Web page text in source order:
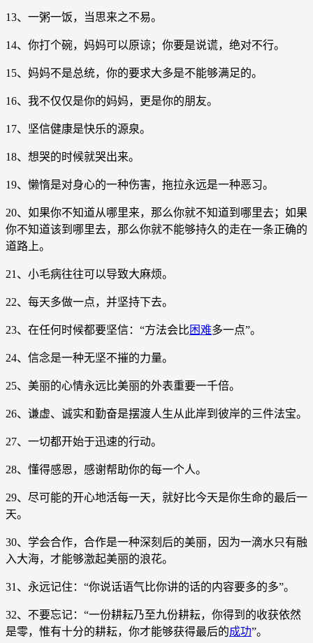
13、一粥一饭，当思来之不易。
14、你打个碗，妈妈可以原谅；你要是说谎，绝对不行。
15、妈妈不是总统，你的要求大多是不能够满足的。
16、我不仅仅是你的妈妈，更是你的朋友。
17、坚信健康是快乐的源泉。
18、想哭的时候就哭出来。
19、懒惰是对身心的一种伤害，拖拉永远是一种恶习。
20、如果你不知道从哪里来，那么你就不知道到哪里去；如果
你不知道该到哪里去，那么你就不能够持久的走在一条正确的
道路上。
21、小毛病往往可以导致大麻烦。
22、每天多做一点，并坚持下去。
23、在任何时候都要坚信：“方法会比 困难多一点”。
24、信念是一种无坚不摧的力量。
25、美丽的心情永远比美丽的外表重要一千倍。
26、谦虚、诚实和勤奋是摆渡人生从此岸到彼岸的三件法宝。
27、一切都开始于迅速的行动。
28、懂得感恩，感谢帮助你的每一个人。
29、尽可能的开心地活每一天，就好比今天是你生命的最后一
天。
30、学会合作，合作是一种深刻后的美丽，因为一滴水只有融
入大海，才能够激起美丽的浪花。
31、永远记住：“你说话语气比你讲的话的内容要多的多”。
32、不要忘记：“一份耕耘乃至九份耕耘，你得到的收获依然
是零，惟有十分的耕耘，你才能够获得最后的成功”。